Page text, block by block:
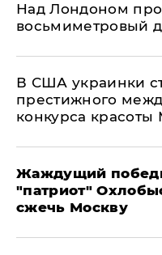
Над Лондоном
восьмиметровый
В США украинки
престижного
конкурса красоты
Жаждущий
"патриот"
сжечь Москву